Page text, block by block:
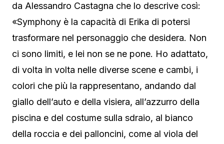
da Alessandro Castagna che lo descrive così:
«Symphony è la capacità di Erika di potersi
trasformare nel personaggio che desidera. Non
ci sono limiti, e lei non se ne pone. Ho adattato,
di volta in volta nelle diverse scene e cambi, i
colori che più la rappresentano, andando dal
giallo dell’auto e della visiera, all’azzurro della
piscina e del costume sulla sdraio, al bianco
della roccia e dei palloncini, come al viola del